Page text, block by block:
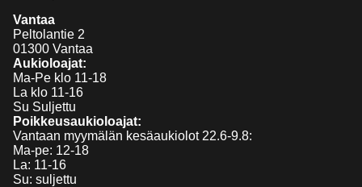
Vantaa
Peltolantie 2
01300 Vantaa
Aukioloajat:
Ma-Pe klo 11-18
La klo 11-16
Su Suljettu
Poikkeusaukioloajat:
Vantaan myymälän kesäaukiolot 22.6-9.8:
Ma-pe: 12-18
La: 11-16
Su: suljettu